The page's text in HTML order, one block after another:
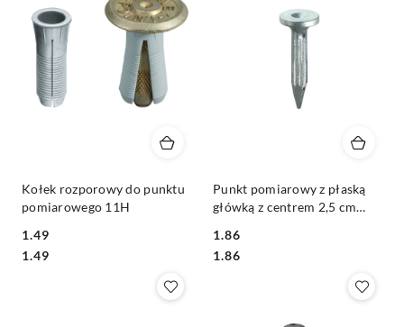
Kołek rozporowy do punktu
pomiarowego 11H
Cena:
1.49
Cena:
1.49
Punkt pomiarowy z płaską
główką z centrem 2,5 cm
Cena:
1.86
Cena:
1.86